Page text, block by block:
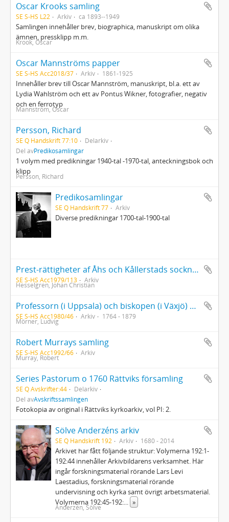
Oscar Krooks samling
SE S-HS L22 Arkiv ca 1893--1949
Samlingen innehåller brev, biographica, manuskript om olika
ämnen, pressklipp m.m.
Krook, Oscar
Oscar Mannströms papper
SE S-HS Acc2018/37 Arkiv 1861-1925
Innehåller brev till Oscar Mannström, manuskript, bl.a. ett av
Lydia Wahlström och ett av Pontus Wikner, fotografier, negativ
och en ferrotyp
Mannström, Oscar
Persson, Richard
SE Q Handskrift 77:10
Delarkiv
Del avPredikosamlingar
1 volym med predikningar 1940-tal -1970-tal, anteckningsbok och
klipp
Persson, Richard
Predikosamlingar
SE Q Handskrift 77 Arkiv
Diverse predikningar 1700-tal-1900-tal
Prest-rättigheter af Åhs och Kållerstads socknar från år 1826, fortsatt år 1848 af Johan Christian Hesselgren (1785-1862)
SE S-HS Acc1979/113 Arkiv
Hesselgren, Johan Christian
Professorn (i Uppsala) och biskopen (i Växjö) Henrik Gustaf Hultmans anteckningar samt ett tal av biskop Ludvig Mörner på ett synodalmöte
SE S-HS Acc1980/46 Arkiv 1764 - 1879
Mörner, Ludvig
Robert Murrays samling
SE S-HS Acc1992/66 Arkiv
Murray, Robert
Series Pastorum o 1760 Rättviks församling
SE Q Avskrifter:44
Delarkiv
Del avAvskriftssamlingen
Fotokopia av original i Rättviks kyrkoarkiv, vol PI: 2.
Sölve Anderzéns arkiv
SE Q Handskrift 192 Arkiv 1680 - 2014
Arkivet har fått följande struktur: Volymerna 192:1-
192:44 innehåller Arkivbildarens verksamhet. Här
ingår forskningsmaterial rörande Lars Levi
Laestadius, forskningsmaterial rörande
undervisning och kyrka samt övrigt arbetsmaterial.
Volymerna 192:45-192:... »
Anderzén, Sölve